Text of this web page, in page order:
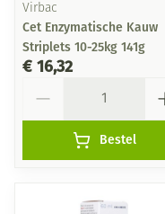
Virbac
Cet Enzymatische Kauw
Striplets 10-25kg 141g
€ 16,32
Bestel